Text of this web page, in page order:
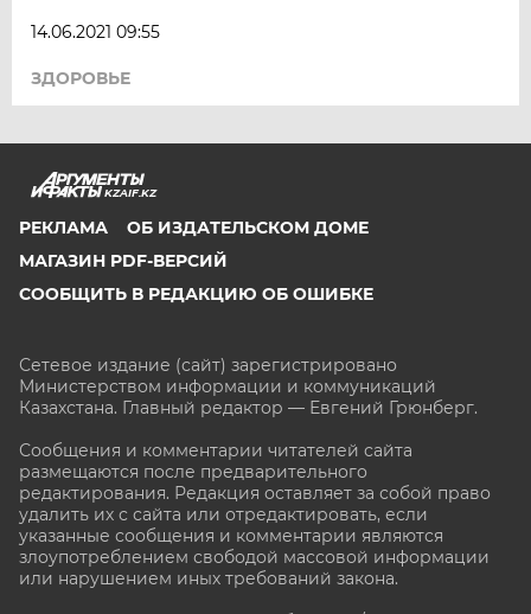
14.06.2021 09:55
ЗДОРОВЬЕ
KZAIF.KZ
РЕКЛАМА
ОБ ИЗДАТЕЛЬСКОМ ДОМЕ
МАГАЗИН PDF-ВЕРСИЙ
СООБЩИТЬ В РЕДАКЦИЮ ОБ ОШИБКЕ
Сетевое издание (сайт) зарегистрировано
Министерством информации и коммуникаций
Казахстана. Главный редактор — Евгений Грюнберг.
Сообщения и комментарии читателей сайта
размещаются после предварительного
редактирования. Редакция оставляет за собой право
удалить их с сайта или отредактировать, если
указанные сообщения и комментарии являются
злоупотреблением свободой массовой информации
или нарушением иных требований закона.